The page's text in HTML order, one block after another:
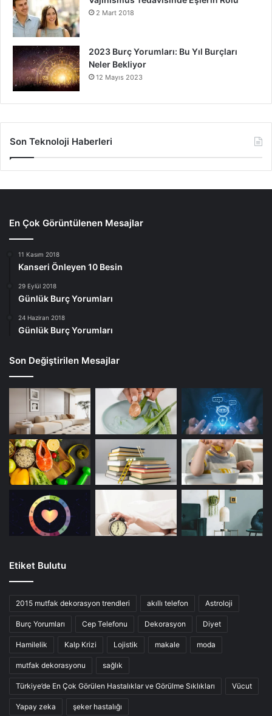
2 Mart 2018
2023 Burç Yorumları: Bu Yıl Burçları
Neler Bekliyor
12 Mayıs 2023
Son Teknoloji Haberleri
En Çok Görüntülenen Mesajlar
11 Kasım 2018
Kanseri Önleyen 10 Besin
29 Eylül 2018
Günlük Burç Yorumları
24 Haziran 2018
Günlük Burç Yorumları
Son Değiştirilen Mesajlar
Etiket Bulutu
2015 mutfak dekorasyon trendleri akıllı telefon Astroloji
Burç Yorumları Cep Telefonu Dekorasyon Diyet
Hamilelik Kalp Krizi Lojistik makale moda
mutfak dekorasyonu sağlık
Türkiye’de En Çok Görülen Hastalıklar ve Görülme Sıklıkları Vücut
Yapay zeka şeker hastalığı